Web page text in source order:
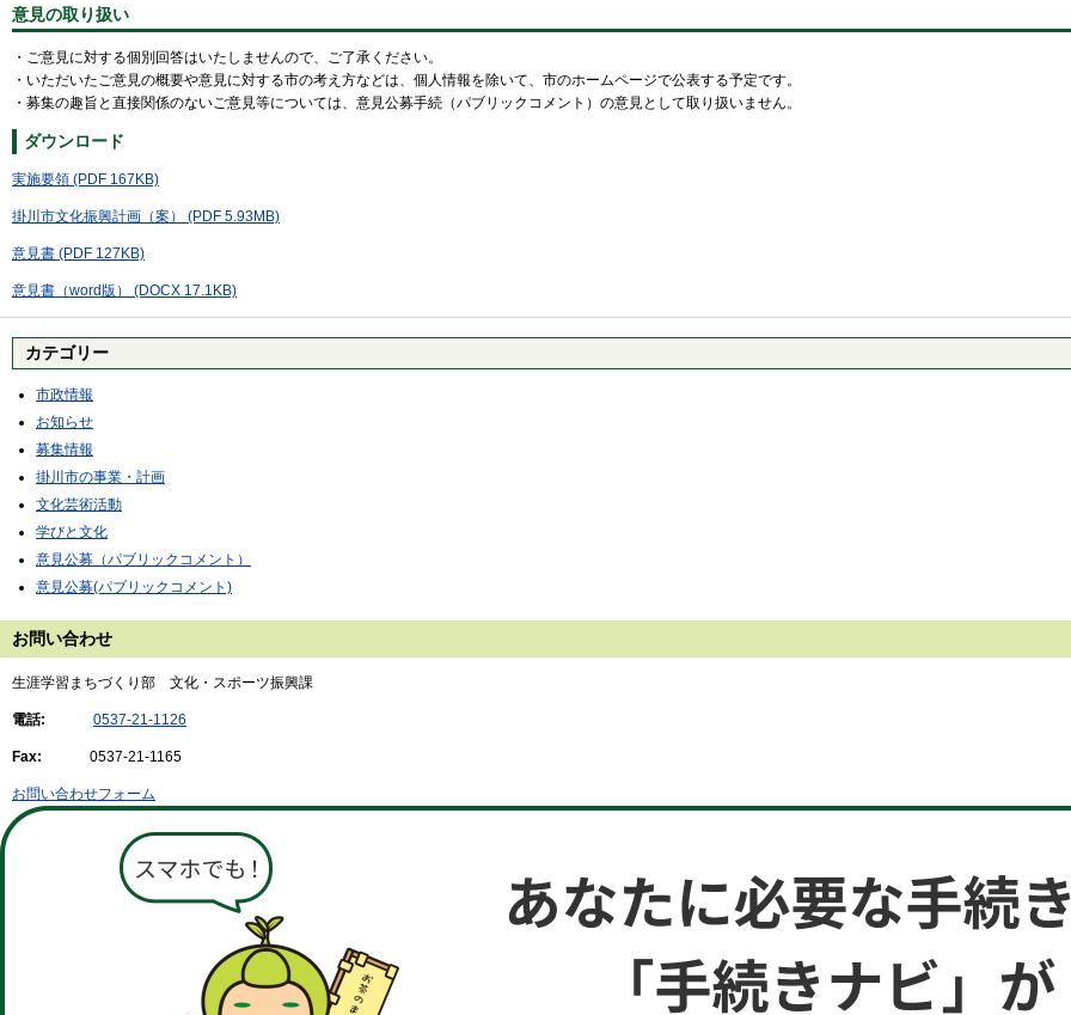
意見の取り扱い
・ご意見に対する個別回答はいたしませんので、ご了承ください。
・いただいたご意見の概要や意見に対する市の考え方などは、個人情報を除いて、市のホームページで公表する予定です。
・募集の趣旨と直接関係のないご意見等については、意見公募手続（パブリックコメント）の意見として取り扱いません。
ダウンロード
実施要領 (PDF 167KB)
掛川市文化振興計画（案） (PDF 5.93MB)
意見書 (PDF 127KB)
意見書（word版） (DOCX 17.1KB)
カテゴリー
市政情報
お知らせ
募集情報
掛川市の事業・計画
文化芸術活動
学びと文化
意見公募（パブリックコメント）
意見公募(パブリックコメント)
お問い合わせ
生涯学習まちづくり部 文化・スポーツ振興課
電話: 0537-21-1126
Fax: 0537-21-1165
お問い合わせフォーム